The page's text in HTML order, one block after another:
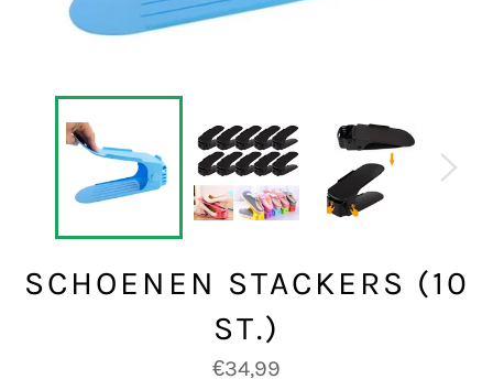
SCHOENEN STACKERS (10
ST.)
Normale
prijs
€34,99